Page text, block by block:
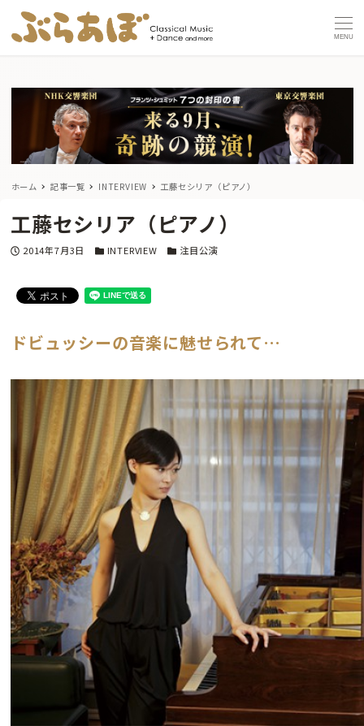
MENU
ホーム 記事一覧 INTERVIEW 工藤セシリア（ピアノ）
工藤セシリア（ピアノ）
投稿日
2014年7月3日 カテゴリー
INTERVIEW カテゴリー
注目公演
ドビュッシーの音楽に魅せられて…